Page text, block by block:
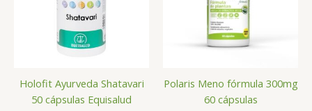
Holofit Ayurveda Shatavari
50 cápsulas Equisalud
Polaris Meno fórmula 300mg
60 cápsulas